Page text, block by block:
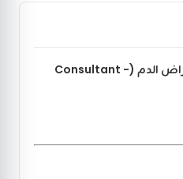
فرصة وظيفية: استشاري أمراض الدم (Consultant -